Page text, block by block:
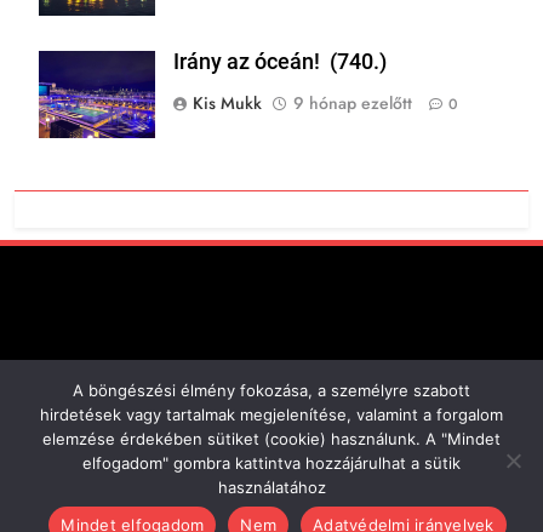
Irány az óceán! (740.)
Kis Mukk
9 hónap ezelőtt 0
Minden jog fenntartva!
2013-2026 Powered By
BlazeThemes.
Cookie Tájékoztató
A böngészési élmény fokozása, a személyre szabott
hirdetések vagy tartalmak megjelenítése, valamint a forgalom
elemzése érdekében sütiket (cookie) használunk. A "Mindet
elfogadom" gombra kattintva hozzájárulhat a sütik
használatához
Mindet elfogadom
Nem Adatvédelmi irányelvek